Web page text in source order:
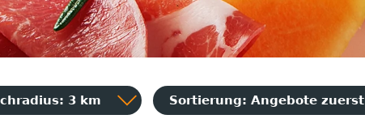
3 km Sortierung: Angebote zuerst